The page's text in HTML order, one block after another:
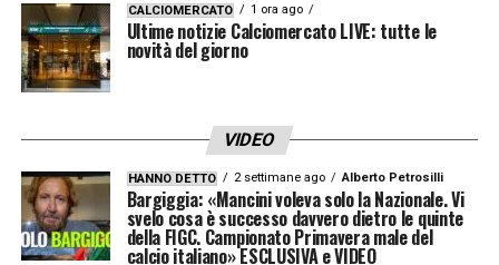
CALCIOMERCATO 1 ora ago
Ultime notizie Calciomercato LIVE: tutte le
novità del giorno
VIDEO
HANNO DETTO 2 settimane ago Alberto Petrosilli
Bargiggia: «Mancini voleva solo la Nazionale. Vi
svelo cosa è successo davvero dietro le quinte
della FIGC. Campionato Primavera male del
calcio italiano» ESCLUSIVA e VIDEO